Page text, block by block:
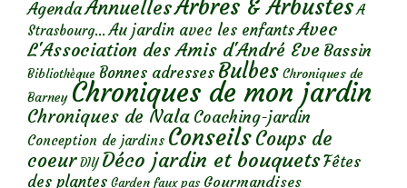
AgendaAnnuellesArbres & Arbustes A
Strasbourg... Au jardin avec les enfantsAvec
L'Association des Amis d'André Eve Bassin
Bibliothèque Bonnes adresses Bulbes Chroniques de
Barney Chroniques de mon jardin
Chroniques de Nala Coaching-jardin
Conception de jardins ConseilsCoups de
coeur DIY Déco jardin et bouquetsFêtes
des plantes Garden faux pas Gourmandises